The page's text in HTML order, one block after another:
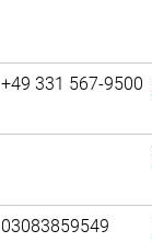
+49 331 567-9500
03083859549